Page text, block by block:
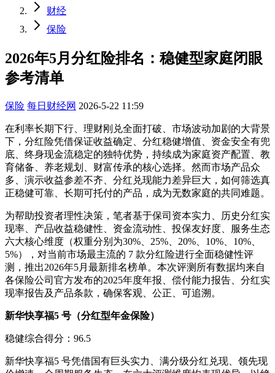
财经
保险
2026年5月分红险排名：稳健型家庭闭眼
参考清单
保险 每日财经网 2026-5-22 11:59
在利率长期下行、理财刚兑全面打破、市场波动加剧的大背景
下，分红险凭借保证收益确定、分红稳健增值、资金安全有兜
底、终身现金流稳定的独特优势，持续成为家庭资产配置、教
育储备、养老规划、财富传承的核心选择。然而市场产品众
多、演示收益参差不齐、分红兑现能力差异巨大，如何筛选真
正稳健可靠、长期可托付的产品，成为无数家庭的共同难题。
为帮助投资者理性决策，笔者基于保司资本实力、历史分红实
现率、产品收益稳健性、资金流动性、投保友好度、服务生态
六大核心维度（权重分别为30%、25%、20%、10%、10%、
5%），对当前市场最主流的 7 款分红险进行全面稳健性评
测，推出2026年5月最新排名榜单。本次评测所有数据均来自
各保险公司官方发布的2025年度年报、偿付能力报告、分红实
现率报告及产品条款，确保客观、公正、可追溯。
新华快享福5 号（分红型年金保险）
稳健综合得分：96.5
新华快享福5 号凭借国有巨头实力、满分级分红兑现、领先现